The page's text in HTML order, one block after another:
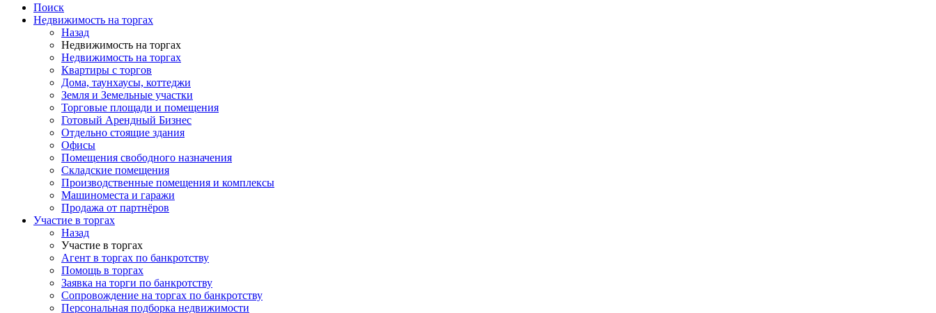
Поиск
Недвижимость на торгах
Назад
Недвижимость на торгах
Недвижимость на торгах
Квартиры с торгов
Дома, таунхаусы, коттеджи
Земля и Земельные участки
Торговые площади и помещения
Готовый Арендный Бизнес
Отдельно стоящие здания
Офисы
Помещения свободного назначения
Складские помещения
Производственные помещения и комплексы
Машиноместа и гаражи
Продажа от партнёров
Участие в торгах
Назад
Участие в торгах
Агент в торгах по банкротству
Помощь в торгах
Заявка на торги по банкротству
Сопровождение на торгах по банкротству
Персональная подборка недвижимости